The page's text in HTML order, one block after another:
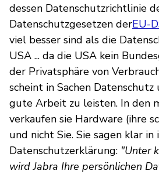
dessen Datenschutzrichtlinie
Datenschutzgesetzen derEU-
viel besser sind als die
USA ... da die USA kein
der Privatsphäre von
scheint in Sachen
gute Arbeit zu leisten. In den
verkaufen sie Hardware (ihre
und nicht Sie. Sie sagen klar in
Datenschutzerklärung: "Unter
wird Jabra Ihre persönlichen